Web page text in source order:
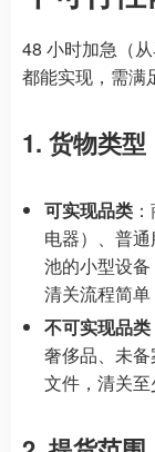
48 小时加急（
都能实现，需满
1. 货物类
可实现品类
电器）、普
池的小型设
清关流程简单
不可实现品类
奢侈品、未
文件，清关至